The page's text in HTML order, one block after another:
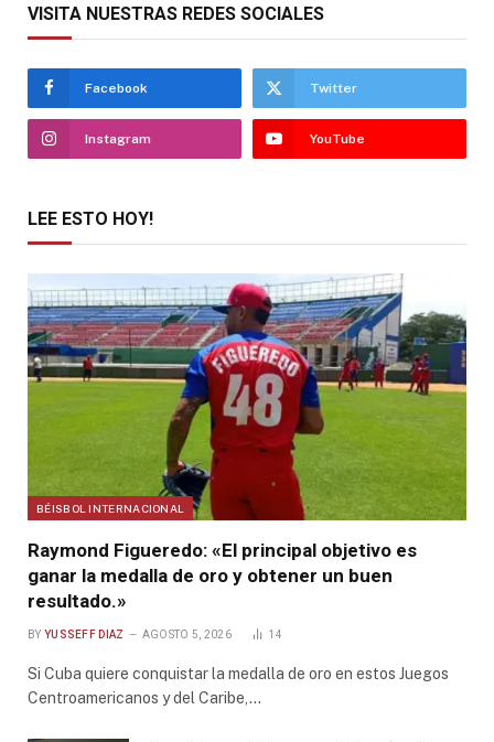
VISITA NUESTRAS REDES SOCIALES
Facebook Twitter
Instagram YouTube
LEE ESTO HOY!
BÉISBOL INTERNACIONAL
Raymond Figueredo: «El principal objetivo es
ganar la medalla de oro y obtener un buen
resultado.»
BY YUSSEFF DIAZ AGOSTO 5, 2026 14
Si Cuba quiere conquistar la medalla de oro en estos Juegos
Centroamericanos y del Caribe,…